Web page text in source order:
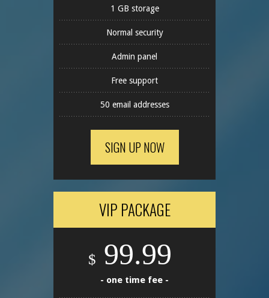
1 GB storage
Normal security
Admin panel
Free support
50 email addresses
SIGN UP NOW
VIP PACKAGE
$ 99.99
- one time fee -